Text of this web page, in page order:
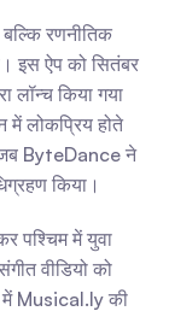
बल्कि रणनीतिक
इस ऐप को सितंबर
लॉन्च किया गया
लोकप्रिय होते
ByteDance ने
किया।
पश्चिम में युवा
वीडियो को
में Musical.ly की